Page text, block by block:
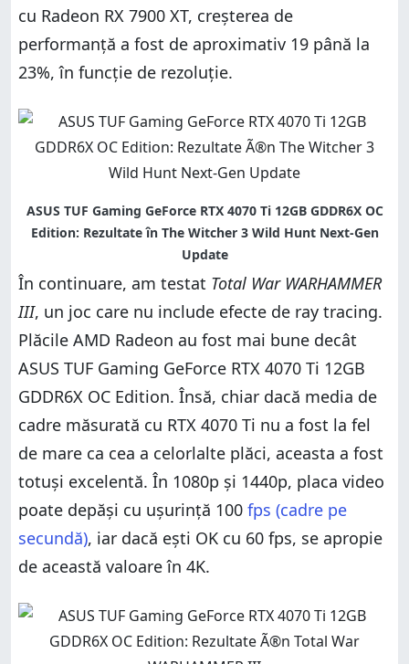
cu Radeon RX 7900 XT, creșterea de
performanță a fost de aproximativ 19 până la
23%, în funcție de rezoluție.
În continuare, am testat Total War WARHAMMER
III, un joc care nu include efecte de ray tracing.
Plăcile AMD Radeon au fost mai bune decât
ASUS TUF Gaming GeForce RTX 4070 Ti 12GB
GDDR6X OC Edition. Însă, chiar dacă media de
cadre măsurată cu RTX 4070 Ti nu a fost la fel
de mare ca cea a celorlalte plăci, aceasta a fost
totuși excelentă. În 1080p și 1440p, placa video
poate depăși cu ușurință 100 fps (cadre pe
secundă), iar dacă ești OK cu 60 fps, se apropie
de această valoare în 4K.